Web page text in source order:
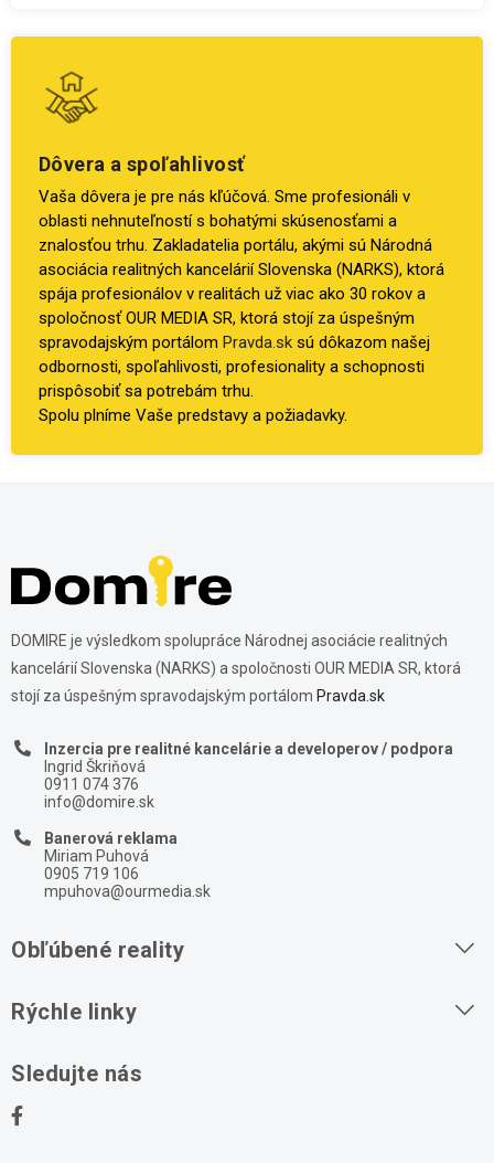
Dôvera a spoľahlivosť
Vaša dôvera je pre nás kľúčová. Sme profesionáli v
oblasti nehnuteľností s bohatými skúsenosťami a
znalosťou trhu. Zakladatelia portálu, akými sú Národná
asociácia realitných kancelárií Slovenska (NARKS), ktorá
spája profesionálov v realitách už viac ako 30 rokov a
spoločnosť OUR MEDIA SR, ktorá stojí za úspešným
spravodajským portálom Pravda.sk sú dôkazom našej
odbornosti, spoľahlivosti, profesionality a schopnosti
prispôsobiť sa potrebám trhu.
Spolu plníme Vaše predstavy a požiadavky.
DOMIRE je výsledkom spolupráce Národnej asociácie realitných
kancelárií Slovenska (NARKS) a spoločnosti OUR MEDIA SR, ktorá
stojí za úspešným spravodajským portálom Pravda.sk
Inzercia pre realitné kancelárie a developerov / podpora
Ingrid Škriňová
0911 074 376
info@domire.sk
Banerová reklama
Miriam Puhová
0905 719 106
mpuhova@ourmedia.sk
Obľúbené reality
Domy na predaj
Stavebné pozemky
Rýchle linky
Sledujte nás